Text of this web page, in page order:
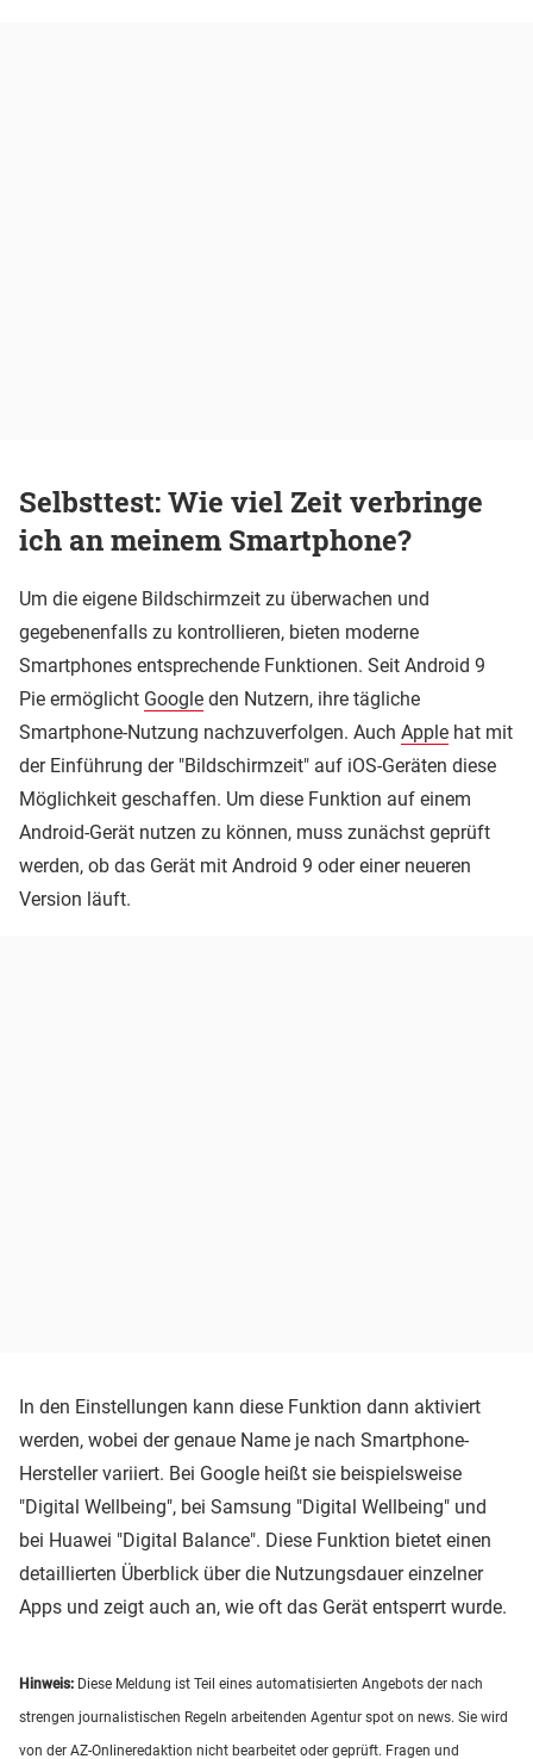
Selbsttest: Wie viel Zeit verbringe
ich an meinem Smartphone?
Um die eigene Bildschirmzeit zu überwachen und
gegebenenfalls zu kontrollieren, bieten moderne
Smartphones entsprechende Funktionen. Seit Android 9
Pie ermöglicht Google den Nutzern, ihre tägliche
Smartphone-Nutzung nachzuverfolgen. Auch Apple hat mit
der Einführung der "Bildschirmzeit" auf iOS-Geräten diese
Möglichkeit geschaffen. Um diese Funktion auf einem
Android-Gerät nutzen zu können, muss zunächst geprüft
werden, ob das Gerät mit Android 9 oder einer neueren
Version läuft.
In den Einstellungen kann diese Funktion dann aktiviert
werden, wobei der genaue Name je nach Smartphone-
Hersteller variiert. Bei Google heißt sie beispielsweise
"Digital Wellbeing", bei Samsung "Digital Wellbeing" und
bei Huawei "Digital Balance". Diese Funktion bietet einen
detaillierten Überblick über die Nutzungsdauer einzelner
Apps und zeigt auch an, wie oft das Gerät entsperrt wurde.
Hinweis: Diese Meldung ist Teil eines automatisierten Angebots der nach
strengen journalistischen Regeln arbeitenden Agentur spot on news. Sie wird
von der AZ-Onlineredaktion nicht bearbeitet oder geprüft. Fragen und